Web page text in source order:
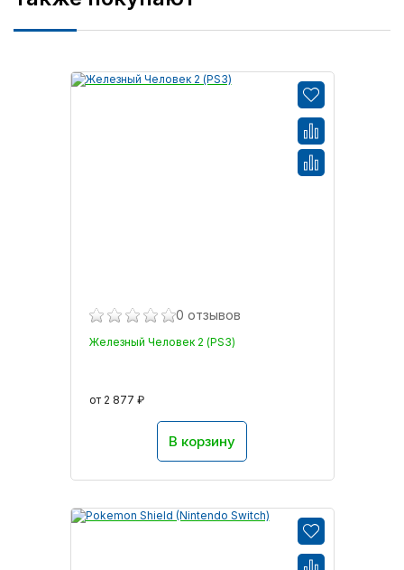
0 отзывов
Железный Человек 2 (PS3)
от 2 877 ₽
В корзину